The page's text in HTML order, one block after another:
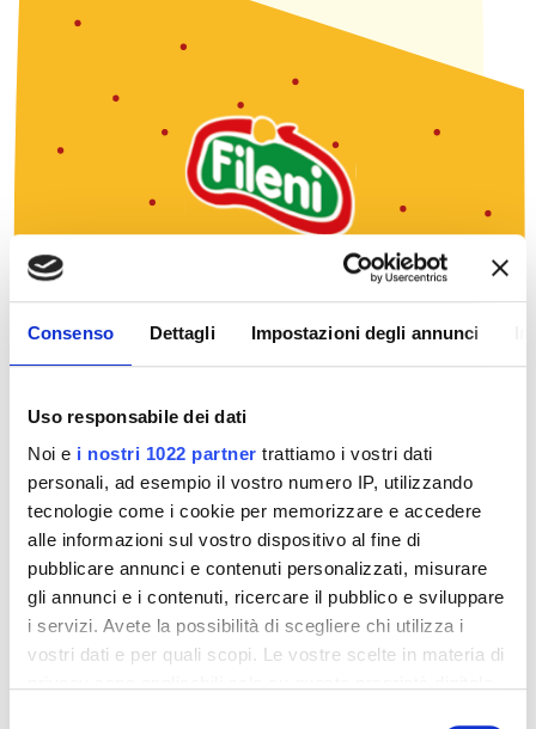
Consenso Dettagli Impostazioni degli annunci
Uso responsabile dei dati
Noi e i nostri 1022 partner trattiamo i vostri dati
personali, ad esempio il vostro numero IP, utilizzando
tecnologie come i cookie per memorizzare e accedere
alle informazioni sul vostro dispositivo al fine di
pubblicare annunci e contenuti personalizzati, misurare
gli annunci e i contenuti, ricercare il pubblico e sviluppare
i servizi. Avete la possibilità di scegliere chi utilizza i
vostri dati e per quali scopi. Le vostre scelte in materia di